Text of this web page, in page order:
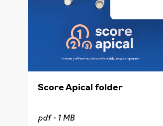
Score Apical folder
pdf - 1 MB